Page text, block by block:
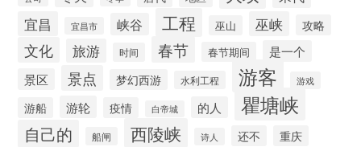
宜昌 宜昌市 峡谷 工程 巫山 巫峡 攻略
文化 旅游 时间 春节 春节期间
是一个
景区
景点 梦幻西游 水利工程 游客 游戏
游船 游轮 疫情 白帝城 的人 瞿塘峡
自己的 船闸 西陵峡 诗人 还不 重庆